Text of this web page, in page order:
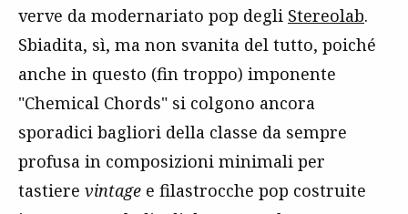
verve da modernariato pop degli Stereolab.
Sbiadita, sì, ma non svanita del tutto, poiché
anche in questo (fin troppo) imponente
"Chemical Chords" si colgono ancora
sporadici bagliori della classe da sempre
profusa in composizioni minimali per
tastiere vintage e filastrocche pop costruite